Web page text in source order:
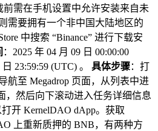
需在手机设置中允许安装来自未
需要拥有一个非中国大陆地区的
中搜索 “Binance” 进行下载安
：2025 年 04 月 09 日 00:00:00
23:59:59 (UTC) 。 具体步骤：打
航至 Megadrop 页面，从列表中进
，然后向下滚动进入任务详细信息
开 KernelDAO dApp。获取
上重新质押的 BNB，有两种方